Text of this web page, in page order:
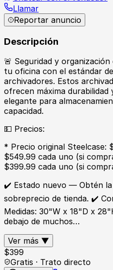
Llamar
Reportar anuncio
Descripción
🚨 Seguridad y
tu oficina con el estándar
archivadores. Estos
ofrecen máxima
elegante para
capacidad.
💵 Precios:
* Precio original
$549.99 cada uno (si
$399.99 cada uno (si
✔️ Estado nuevo — Obtén la
sobreprecio de tienda. ✔️
Medidas: 30"W x 18"D x
debajo de muchos…
Ver más ▼
$399
Gratis · Trato directo